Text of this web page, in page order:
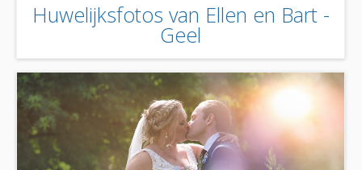
Huwelijksfotos van Ellen en Bart -
Geel